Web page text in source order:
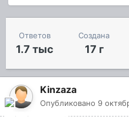
Ответов
1.7 тыс
Создана
17 г
Kinzaza
Опубликовано 9